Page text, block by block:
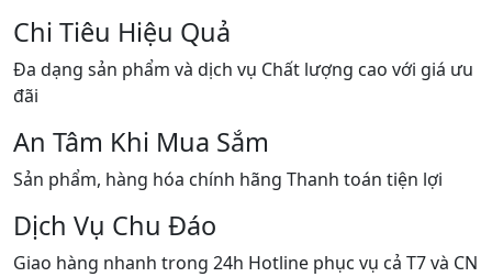
Chi Tiêu Hiệu Quả
Đa dạng sản phẩm và dịch vụ Chất lượng cao với giá ưu
đãi
An Tâm Khi Mua Sắm
Sản phẩm, hàng hóa chính hãng Thanh toán tiện lợi
Dịch Vụ Chu Đáo
Giao hàng nhanh trong 24h Hotline phục vụ cả T7 và CN